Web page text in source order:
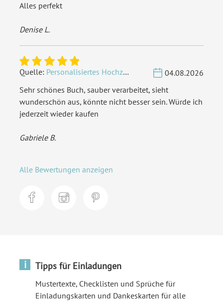
Alles perfekt
Denise L.
Quelle: Personalisiertes Hochzeit Gästebuch A4 - Herzbaum
04.08.2026
Sehr schönes Buch, sauber verarbeitet, sieht
wunderschön aus, könnte nicht besser sein. Würde ich
jederzeit wieder kaufen
Gabriele B.
Alle Bewertungen anzeigen
i Tipps für Einladungen
Mustertexte, Checklisten und Sprüche für
Einladungskarten und Dankeskarten für alle